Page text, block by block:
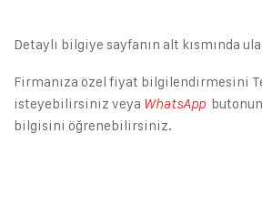
Detaylı bilgiye sayfanın alt kısmında
Firmanıza özel fiyat bilgilendirmesini
isteyebilirsiniz veya WhatsApp
bilgisini öğrenebilirsiniz.